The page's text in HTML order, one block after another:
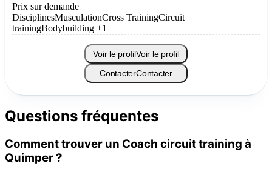
Prix sur demande
DisciplinesMusculationCross TrainingCircuit
trainingBodybuilding +1
Voir le profilVoir le profil
ContacterContacter
Questions fréquentes
Comment trouver un Coach circuit training à
Quimper ?